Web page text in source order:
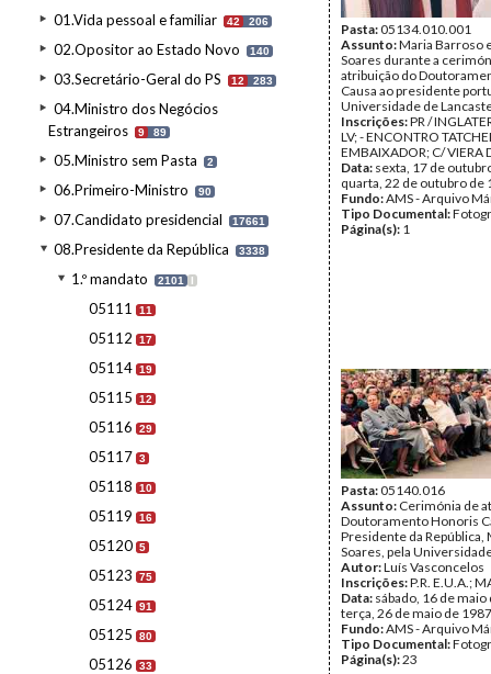
01.Vida pessoal e familiar 42 206
02.Opositor ao Estado Novo 140
03.Secretário-Geral do PS 12 283
04.Ministro dos Negócios
Estrangeiros
9 89
05.Ministro sem Pasta 2
06.Primeiro-Ministro 90
07.Candidato presidencial 17661
08.Presidente da República 3338
1.º mandato 2101 I
05111 11
05112 17
05114 19
05115 12
05116 29
05117 3
05118 10
05119 16
05120 5
05123 75
05124 91
05125 80
05126 33
Pasta:05134.010.001
Assunto:Maria Barroso
Soares durante a
atribuição do
Causa ao presidente
Universidade de
Inscrições:PR /
LV; - ENCONTRO
EMBAIXADOR; C/ VIERA
Data: sexta, 17 de
quarta, 22 de outubro de
Fundo:AMS - Arquivo
Tipo Documental:
Página(s): 1
Pasta:05140.016
Assunto: Cerimónia de
Doutoramento Honoris
Presidente da República,
Soares, pela
Autor:Luís Vasconcelos
Inscrições:P.R. E.U.A.;
Data: sábado, 16 de maio
terça, 26 de maio de 1987
Fundo:AMS - Arquivo
Tipo Documental:
Página(s):23